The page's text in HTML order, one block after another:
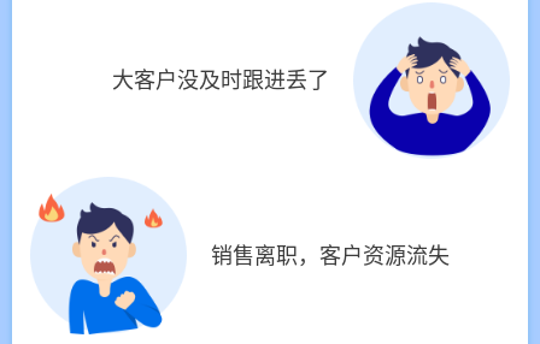
大客户没及时跟进丢了
销售离职，客户资源流失